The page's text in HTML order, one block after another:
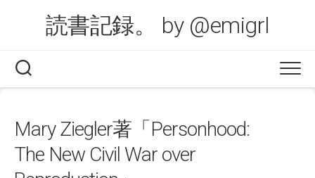
読書記録。 by @emigrl
Mary Ziegler著「Personhood:
The New Civil War over